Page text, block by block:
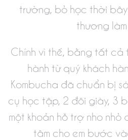
trường, bỏ học thời
thương
Chính vì thế, bằng tất cả
hành từ quý khách
Kombucha đã chuẩn bị
cụ học tập, 2 đôi giày, 3
một khoản hỗ trợ nho
tâm cho em bước